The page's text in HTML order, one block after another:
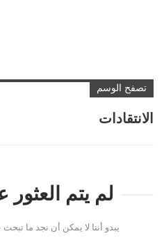
تصفح الوسم
الانتقادات
لم يتم
يبدو أننا لا يمكن أن نجد ما